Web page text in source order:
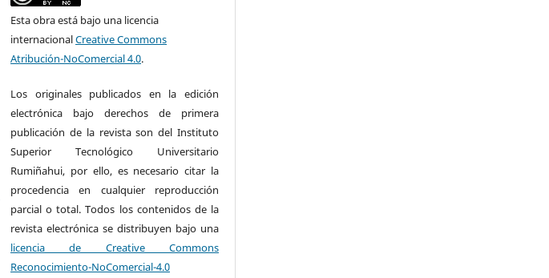
Esta obra está bajo una licencia
internacionalCreative Commons
Atribución-NoComercial 4.0.
Los originales publicados en la edición
electrónica bajo derechos de primera
publicación de la revista son del Instituto
Superior Tecnológico Universitario
Rumiñahui, por ello, es necesario citar la
procedencia en cualquier reproducción
parcial o total. Todos los contenidos de la
revista electrónica se distribuyen bajo una
licencia de Creative Commons
Reconocimiento-NoComercial-4.0